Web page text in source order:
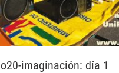
imaginación: día 1